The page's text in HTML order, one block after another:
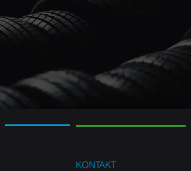
KONTAKT